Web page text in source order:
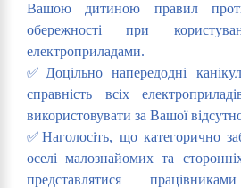
Вашою дитиною правил
обережності при
електроприладами.
✅Доцільно напередодні
справність всіх
використовувати за Вашої
✅Наголосіть, що категорично
оселі малознайомих та
представлятися